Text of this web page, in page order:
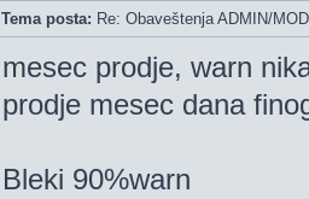
Tema posta: Re: Obaveštenja ADMIN/
mesec prodje, warn
prodje mesec dana
Bleki 90%warn